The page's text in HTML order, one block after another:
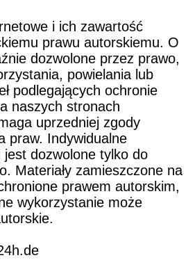
i ich zawartość
prawu autorskiemu. O
dozwolone przez prawo,
powielania lub
podlegających ochronie
naszych stronach
uprzedniej zgody
praw. Indywidualne
jest dozwolone tylko do
Materiały zamieszczone na
prawem autorskim,
wykorzystanie może